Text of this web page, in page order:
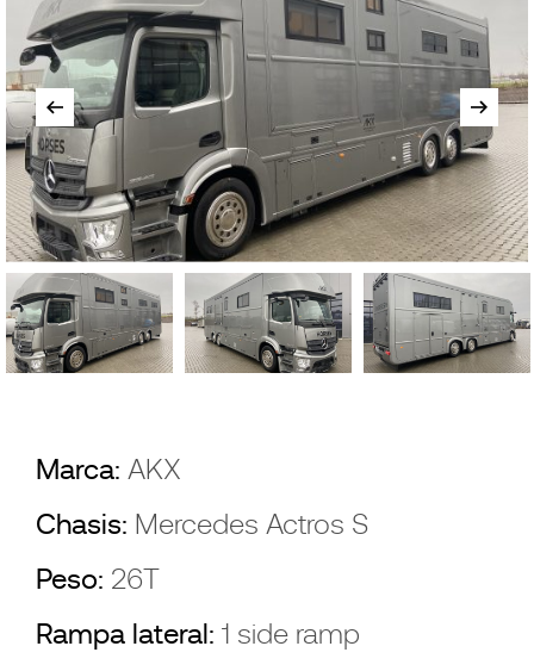
Marca: AKX
Chasis: Mercedes Actros S
Peso: 26T
Rampa lateral: 1 side ramp